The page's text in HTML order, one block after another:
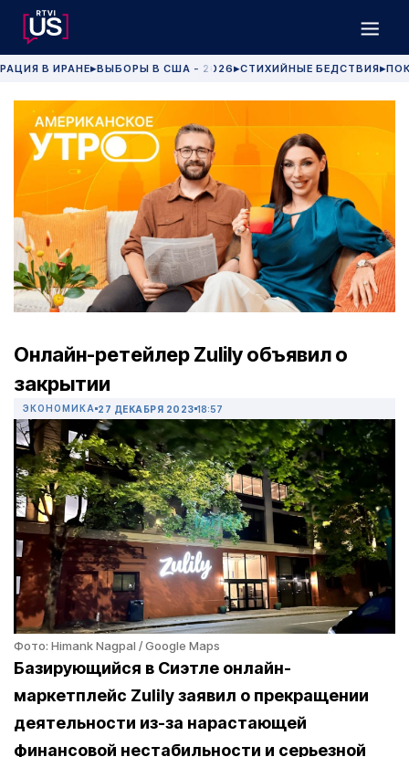
В ИРАНЕ▶ВЫБОРЫ В США - 2026 ▶СТИХИЙНЫЕ БЕДСТВИЯ▶
Онлайн-ретейлер Zulily объявил о
закрытии
ЭКОНОМИКА 27 ДЕКАБРЯ 2023 18:57
Фото: Himank Nagpal / Google Maps
Базирующийся в Сиэтле онлайн-
маркетплейс Zulily заявил о прекращении
деятельности из-за нарастающей
финансовой нестабильности и серьезной